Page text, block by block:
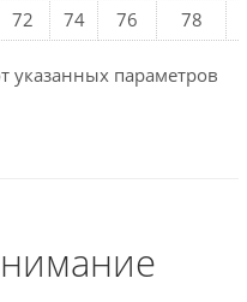
72 74 76 78
указанных параметров